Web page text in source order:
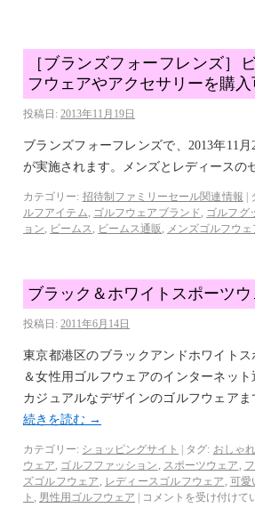
［ブランズフォーフレンズ］
フウェアやアクセサリーを購入
投稿日: 2013年11月19日
ブランズフォーフレンズで、2013年11
が実施されます。メンズとレディースの
カテゴリー: 招待制ファミリーセール関連情報
ルフアイテム, ゴルフウェアブランド, ゴルフグ
ョン, ビームス, ビームス通販 , メンズゴルフウェ
ブラック＆ホワイトスポーツウ
投稿日: 2011年6月14日
東京都港区のブラックアンドホワイト
＆女性用ゴルフウェアのインターネッ
カジュアルなデザインのゴルフウェア
続きを読む →
カテゴリー: ショッピングサイト タグ: おしゃ
ウェア, ゴルフファッション , スポーツウェア ,
ズゴルフウェア , レディースゴルフウェア , 可愛
ト , 男性用ゴルフウェア コメントを受け付けて